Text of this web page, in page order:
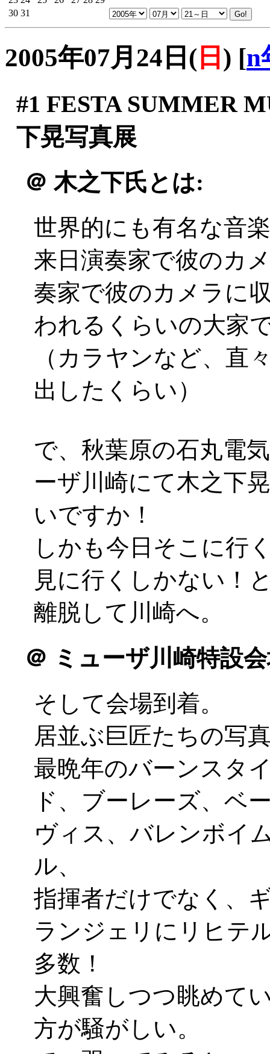
30 31
2005年07月24日( 日 ) [n
#1 FESTA SUMMER
下晃写真展
＠ 木之下氏とは:
世界的にも有名な音
来日演奏家で彼のカ
奏家で彼のカメラに
われるくらいの大家
（カラヤンなど、直
出したくらい）
で、秋葉原の石丸電
ーザ川崎にて木之下
いですか！
しかも今日そこに行
見に行くしかない！
離脱して川崎へ。
＠ ミューザ川崎特設
そして会場到着。
居並ぶ巨匠たちの写
最晩年のバーンスタ
ド、ブーレーズ、ベ
ヴィス、バレンボイ
ル、
指揮者だけでなく、
ランジェリにリヒテ
多数！
大興奮しつつ眺めて
方が騒がしい。